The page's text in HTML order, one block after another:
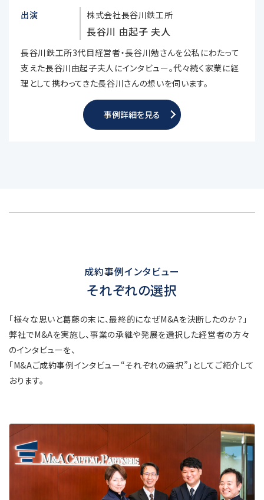
出演 株式会社長谷川鉄工所
長谷川 由起子 夫人
長谷川鉄工所3代目経営者・長谷川勉さんを公私にわたって
支えた長谷川由起子夫人にインタビュー。代々続く家業に経
理として携わってきた長谷川さんの想いを伺います。
事例詳細を見る
成約事例インタビュー
それぞれの選択
「様々な思いと葛藤の末に、最終的になぜM&Aを決断したのか？」
弊社でM&Aを実施し、事業の承継や発展を選択した経営者の方々
のインタビューを、
「M&Aご成約事例インタビュー“それぞれの選択”」としてご紹介して
おります。